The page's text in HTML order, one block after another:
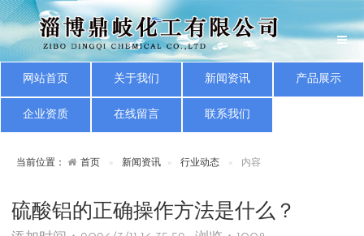
网站首页 关于我们 新闻资讯 产品展示
企业资质 在线留言 联系我们
当前位置： 首页 新闻资讯 行业动态 内容
硫酸铝的正确操作方法是什么？